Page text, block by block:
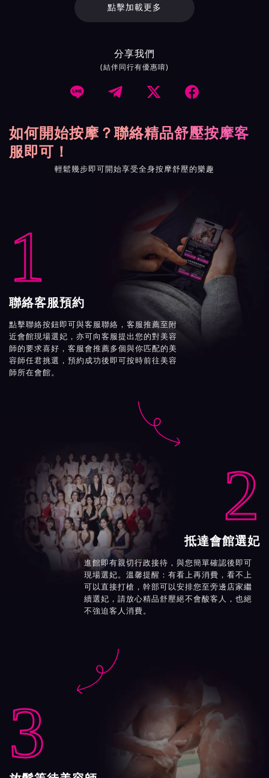
點擊加載更多
分享我們
(結伴同行有優惠唷)
   
如何開始按摩？聯絡精品舒壓按摩客
服即可！
輕鬆幾步即可開始享受全身按摩舒壓的樂趣
1
聯絡客服預約
點擊聯絡按鈕即可與客服聯絡，客服推薦至附
近會館現場選妃，亦可向客服提出您的對美容
師的要求喜好，客服會推薦多個與你匹配的美
容師任君挑選，預約成功後即可按時前往美容
師所在會館。

2
抵達會館選妃
進館即有親切行政接待，與您簡單確認後即可
現場選妃。溫馨提醒：有看上再消費，看不上
可以直接打槍，幹部可以安排您至旁邊店家繼
續選妃，請放心精品舒壓絕不會酸客人，也絕
不強迫客人消費。

3